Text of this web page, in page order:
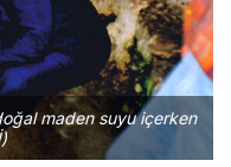
maden suyu içerken